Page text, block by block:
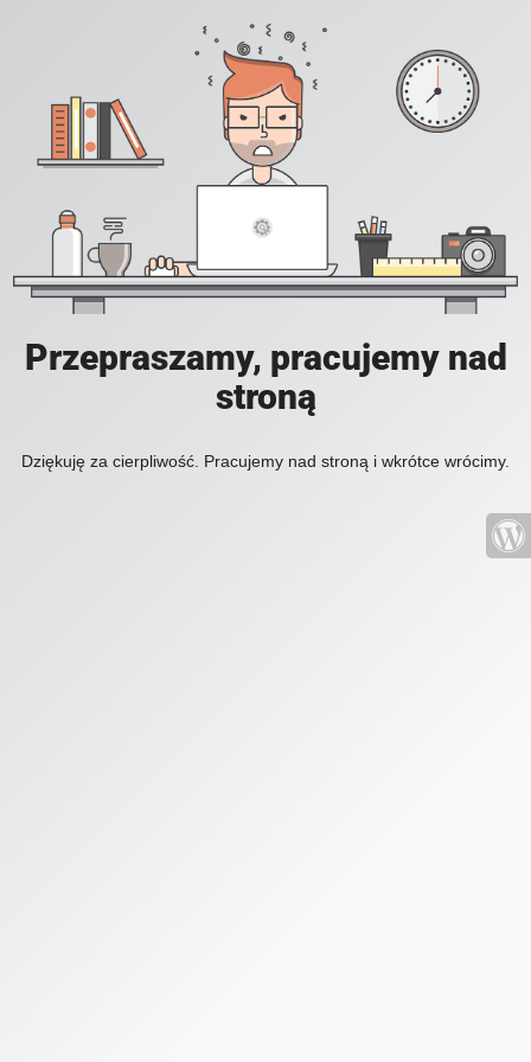
Przepraszamy, pracujemy nad
stroną
Dziękuję za cierpliwość. Pracujemy nad stroną i wkrótce wrócimy.